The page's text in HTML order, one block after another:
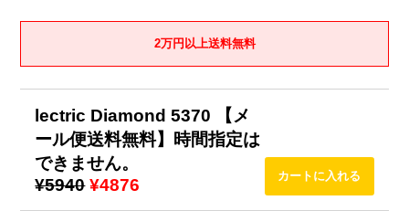
2万円以上送料無料
lectric Diamond 5370 【メ
ール便送料無料】時間指定は
できません。
¥5940 ¥4876